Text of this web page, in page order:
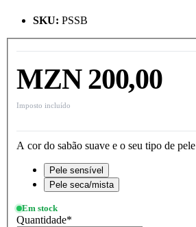
SKU: PSSB
MZN 200,00
Imposto incluído
A cor do sabão suave e o seu tipo de pele
Pele sensível
Pele seca/mista
Em stock
Quantidade*